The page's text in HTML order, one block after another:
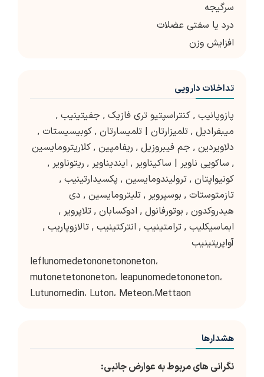
سرگیجه
درد یا سفتی عضلات
افزایش وزن
تداخلات دارویی
پازوپانیب , کنتراسپتیو تری فازیک , جفیتینیب ,
میبفرادیل , تلمیزارتان | تلمیسارتان , کوبیسیستات ,
دلاویردین , جم فیبروزیل , ریفامپین , کلاریترومایسین
, ساکویی ناویر | ساکیناویر , ایندیناویر , ریتوناویر ,
کونیواپتان , ترولیندومایسین , پکسیدارتینیب ,
تازمتوستات , بوسپرویر , تلیترومایسین , دی
هیدروکدون , بوتورفانول , ادوکسابان , تلاپرویر ,
ابماسیکلیب , ترامتینیب , انترکتینیب , تالازوپاریب ,
آواپریتینیب
leflunomedetononetononeton،
mutonetetononeton، leapunomedetononeton،
Lutunomedin، Luton، Meteon،Mettaon
هشدارها
نگرانی های مربوط به عوارض جانبی: